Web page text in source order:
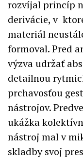
rozvíjal princíp
derivácie, v
materiál
formoval. Pred
výzva udržať
detailnou
prchavosťou
nástrojov.
ukážka
nástroj mal v
skladby svoj